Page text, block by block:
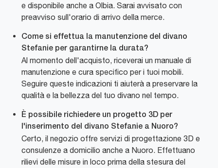
e disponibile anche a Olbia. Sarai avvisato con
preavviso sull'orario di arrivo della merce.
Come si effettua la manutenzione del divano
Stefanie per garantirne la durata?
Al momento dell'acquisto, riceverai un manuale di
manutenzione e cura specifico per i tuoi mobili.
Seguire queste indicazioni ti aiuterà a preservare la
qualità e la bellezza del tuo divano nel tempo.
È possibile richiedere un progetto 3D per
l'inserimento del divano Stefanie a Nuoro?
Certo, il negozio offre servizi di progettazione 3D e
consulenze a domicilio anche a Nuoro. Effettuano
rilievi delle misure in loco prima della stesura del